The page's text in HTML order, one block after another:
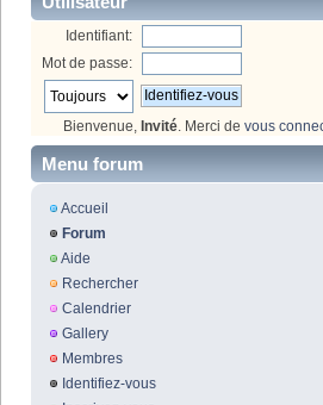
Identifiant:
Mot de passe:
Bienvenue, Invité . Merci de vous
Menu forum
Accueil
Forum
Aide
Rechercher
Calendrier
Gallery
Membres
Identifiez-vous